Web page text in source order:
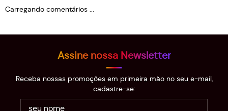
Carregando comentários ...
Assine nossa Newsletter
Receba nossas promoções em primeira mão no seu e-mail,
cadastre-se: